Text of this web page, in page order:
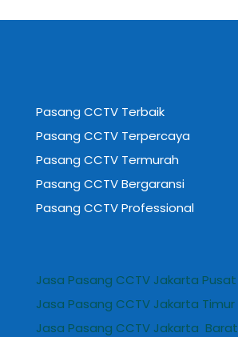
Pasang CCTV Terbaik
Pasang CCTV Terpercaya
Pasang CCTV Termurah
Pasang CCTV Bergaransi
Pasang CCTV Professional
Jasa Pasang CCTV Jakarta Pusat
Jasa Pasang CCTV Jakarta Timur
Jasa Pasang CCTV Jakarta Barat